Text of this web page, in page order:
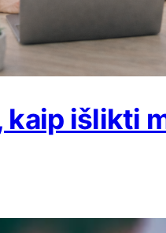
kaip išlikti